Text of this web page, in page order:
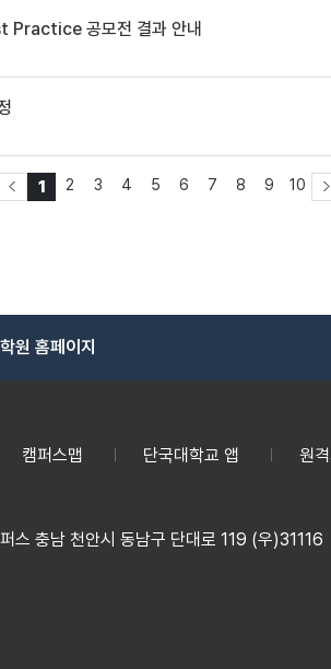
Practice 공모전 결과 안내
1 2 3 4 5 6 7 8 9 10
원 홈페이지
캠퍼스맵 단국대학교 앱 원
스 충남 천안시 동남구 단대로 119 (우)31116